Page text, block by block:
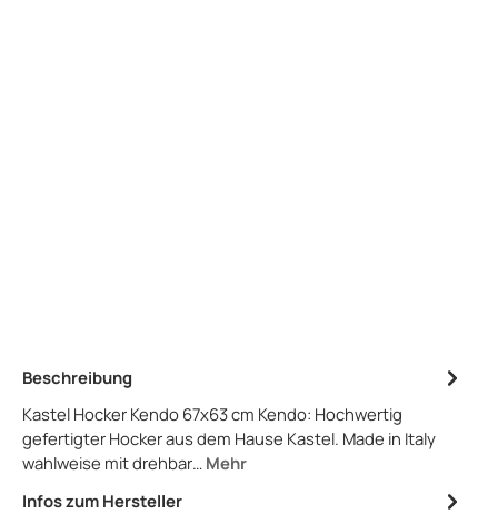
Beschreibung
Kastel Hocker Kendo 67x63 cm Kendo: Hochwertig
gefertigter Hocker aus dem Hause Kastel. Made in Italy
wahlweise mit drehbar… Mehr
Infos zum Hersteller